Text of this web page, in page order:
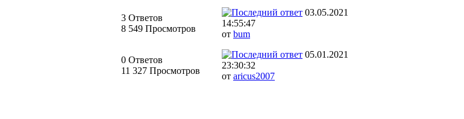
3 Ответов
8 549 Просмотров
03.05.2021
14:55:47
от bum
0 Ответов
11 327 Просмотров
05.01.2021
23:30:32
от aricus2007